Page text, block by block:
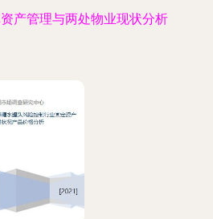
产管理与两处物业现状分析